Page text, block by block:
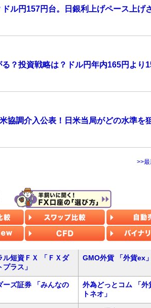
ル円157円台。日銀利上げペース上げ
？投資戦略は？ドル円年内165円より
協調介入公表！日米当局がどの水準を
>>
ル短資ＦＸ 「ＦＸダ
ラス」
GMO外貨 「外貨ex」
ーズ証券 「みんなの
外為どっとコム 「外
トネオ」